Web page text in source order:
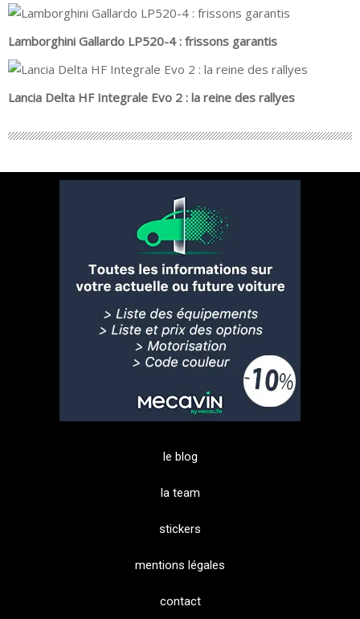
Lamborghini Gallardo LP520-4 : frissons garantis
Lancia Delta HF Integrale Evo 2 : la reine des rallyes
le blog
la team
stickers
mentions légales
contact